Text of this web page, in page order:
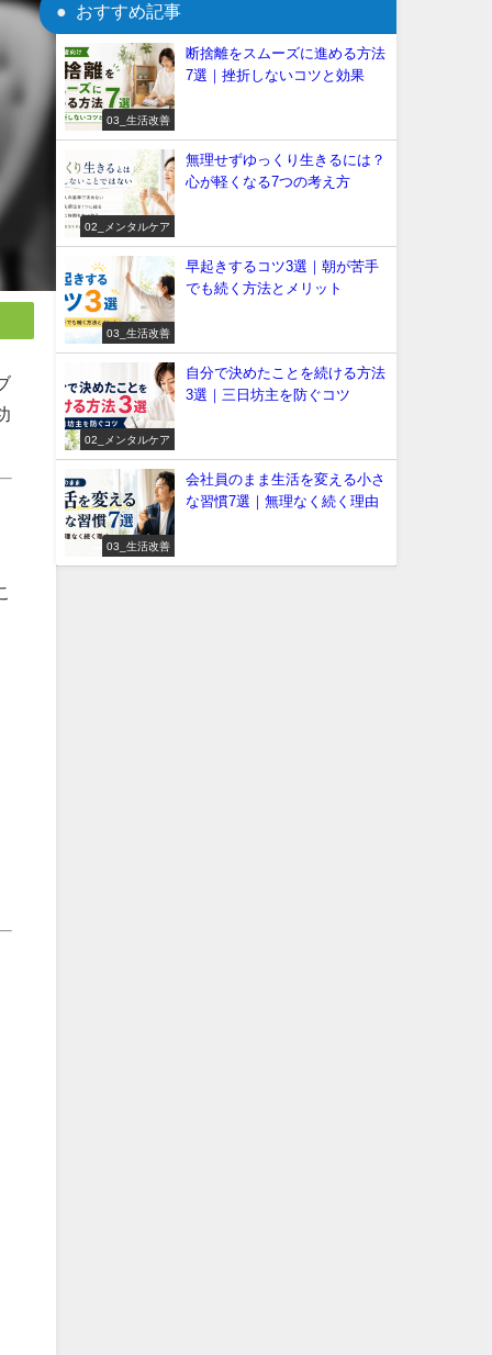
おすすめ記事
03_生活改善
断捨離をスムーズに進める方法
7選｜挫折しないコツと効果
02_メンタルケア
無理せずゆっくり生きるには？
心が軽くなる7つの考え方
03_生活改善
早起きするコツ3選｜朝が苦手
でも続く方法とメリット
02_メンタルケア
自分で決めたことを続ける方法
3選｜三日坊主を防ぐコツ
03_生活改善
会社員のまま生活を変える小さ
な習慣7選｜無理なく続く理由